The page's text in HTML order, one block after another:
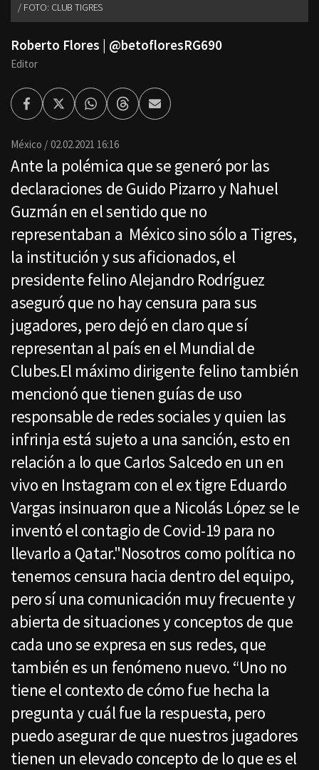
FOTO: CLUB TIGRES
Roberto Flores | @betofloresRG690
Editor
FacebookTwitterWhatsappThreadsEnviar
por
México 02.02.2021 16:16
Ante la polémica que se generó por las
declaraciones de Guido Pizarro y Nahuel
Guzmán en el sentido que no
representaban a México sino sólo a Tigres,
la institución y sus aficionados, el
presidente felino Alejandro Rodríguez
aseguró que no hay censura para sus
jugadores, pero dejó en claro que sí
representan al país en el Mundial de
Clubes.El máximo dirigente felino también
mencionó que tienen guías de uso
responsable de redes sociales y quien las
infrinja está sujeto a una sanción, esto en
relación a lo que Carlos Salcedo en un en
vivo en Instagram con el ex tigre Eduardo
Vargas insinuaron que a Nicolás López se le
inventó el contagio de Covid-19 para no
llevarlo a Qatar."Nosotros como política no
tenemos censura hacia dentro del equipo,
pero sí una comunicación muy frecuente y
abierta de situaciones y conceptos de que
cada uno se expresa en sus redes, que
también es un fenómeno nuevo. “Uno no
tiene el contexto de cómo fue hecha la
pregunta y cuál fue la respuesta, pero
puedo asegurar de que nuestros jugadores
tienen un elevado concepto de lo que es el